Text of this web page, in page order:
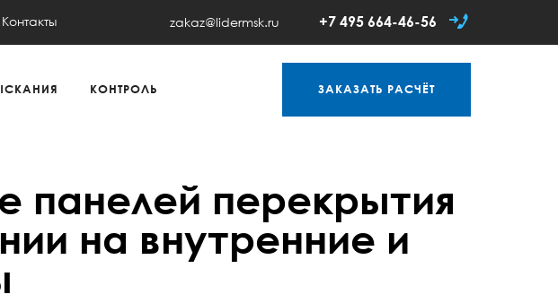
Контакты zakaz@lidermsk.ru +7 495 664-46-56
КОНТРОЛЬ ЗАКАЗАТЬ РАСЧЁТ
панелей перекрытия
на внутренние и